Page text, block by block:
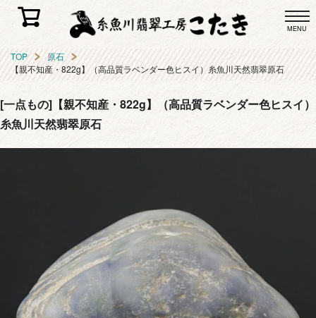
MENU
TOP
原石
【親不知産・822g】（高品質ラベンダー色ヒスイ）糸魚川天然翡翠原石
[一点もの]【親不知産・822g】（高品質ラベンダー色ヒスイ）
糸魚川天然翡翠原石